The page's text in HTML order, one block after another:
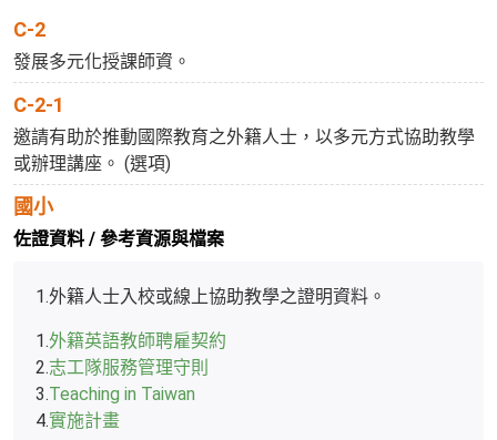
C-2
發展多元化授課師資。
C-2-1
邀請有助於推動國際教育之外籍人士，以多元方式協助教學
或辦理講座。 (選項)
國小
佐證資料 / 參考資源與檔案
1.外籍人士入校或線上協助教學之證明資料。
1.外籍英語教師聘雇契約
2.志工隊服務管理守則
3.Teaching in Taiwan
4.實施計畫